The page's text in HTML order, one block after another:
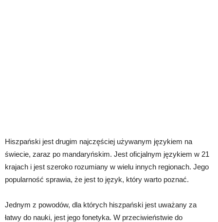
Hiszpański jest drugim najczęściej używanym językiem na
świecie, zaraz po mandaryńskim. Jest oficjalnym językiem w 21
krajach i jest szeroko rozumiany w wielu innych regionach. Jego
popularność sprawia, że jest to język, który warto poznać.
Jednym z powodów, dla których hiszpański jest uważany za
łatwy do nauki, jest jego fonetyka. W przeciwieństwie do